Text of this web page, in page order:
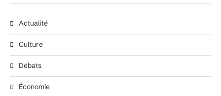
Actualité
Culture
Débats
Économie